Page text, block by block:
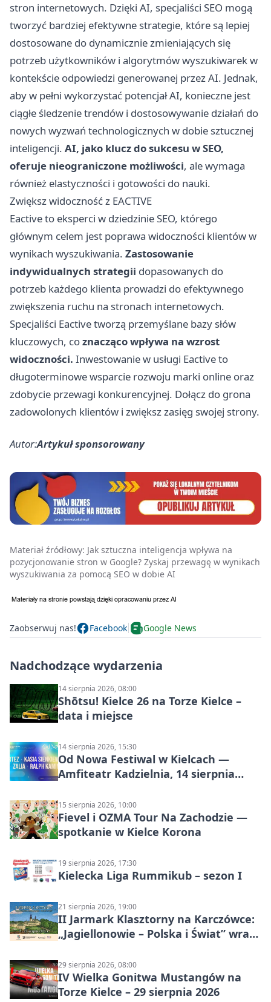
stron internetowych. Dzięki AI, specjaliści SEO mogą
tworzyć bardziej efektywne strategie, które są lepiej
dostosowane do dynamicznie zmieniających się
potrzeb użytkowników i algorytmów wyszukiwarek w
kontekście odpowiedzi generowanej przez AI. Jednak,
aby w pełni wykorzystać potencjał AI, konieczne jest
ciągłe śledzenie trendów i dostosowywanie działań do
nowych wyzwań technologicznych w dobie sztucznej
inteligencji. AI, jako klucz do sukcesu w SEO,
oferuje nieograniczone możliwości, ale wymaga
również elastyczności i gotowości do nauki.
Zwiększ widoczność z EACTIVE
Eactive to eksperci w dziedzinie SEO, którego
głównym celem jest poprawa widoczności klientów w
wynikach wyszukiwania. Zastosowanie
indywidualnych strategii dopasowanych do
potrzeb każdego klienta prowadzi do efektywnego
zwiększenia ruchu na stronach internetowych.
Specjaliści Eactive tworzą przemyślane bazy słów
kluczowych, coznacząco wpływa na wzrost
widoczności. Inwestowanie w usługi Eactive to
długoterminowe wsparcie rozwoju marki online oraz
zdobycie przewagi konkurencyjnej. Dołącz do grona
zadowolonych klientów i zwiększ zasięg swojej strony.
Autor:Artykuł sponsorowany
Materiał źródłowy: Jak sztuczna inteligencja wpływa na
pozycjonowanie stron w Google? Zyskaj przewagę w wynikach
wyszukiwania za pomocą SEO w dobie AI
Zaobserwuj nas! Facebook Google News
Nadchodzące wydarzenia
14 sierpnia 2026, 08:00
Shōtsu! Kielce 26 na Torze Kielce –
data i miejsce
14 sierpnia 2026, 15:30
Od Nowa Festiwal w Kielcach —
Amfiteatr Kadzielnia, 14 sierpnia
15 sierpnia 2026, 10:00
Fievel i OZMA Tour Na Zachodzie —
spotkanie w Kielce Korona
19 sierpnia 2026, 17:30
Kielecka Liga Rummikub – sezon I
21 sierpnia 2026, 19:00
II Jarmark Klasztorny na Karczówce:
„Jagiellonowie – Polska i Świat” wraca
średniowiecznym klimatem
29 sierpnia 2026, 08:00
IV Wielka Gonitwa Mustangów na
Torze Kielce – 29 sierpnia 2026